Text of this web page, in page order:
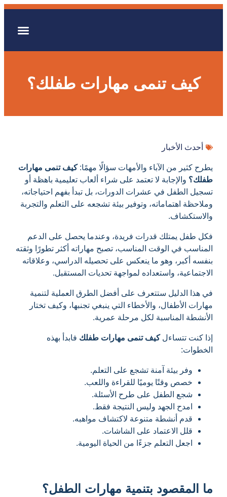
كيف تنمى مهارات طفلك؟
أحدث الأخبار
يطرح كثير من الآباء والأمهات سؤالًا مهمًا:كيف تنمى مهارات
طفلك؟ والإجابة لا تعتمد على شراء ألعاب تعليمية باهظة أو
تسجيل الطفل في عشرات الدورات، بل تبدأ بفهم احتياجاته،
وملاحظة اهتماماته، وتوفير بيئة تشجعه على التعلم والتجربة
والاستكشاف.
فكل طفل يمتلك قدرات فريدة، وعندما يحصل على الدعم
المناسب في الوقت المناسب، تصبح مهاراته أكثر تطورًا وثقته
بنفسه أكبر، وهو ما ينعكس على تحصيله الدراسي، وعلاقاته
الاجتماعية، واستعداده لمواجهة تحديات المستقبل.
في هذا الدليل ستتعرف على أفضل الطرق العملية لتنمية
مهارات الأطفال، والأخطاء التي ينبغي تجنبها، وكيف تختار
الأنشطة المناسبة لكل مرحلة عمرية.
إذا كنت تتساءلكيف تنمى مهارات طفلك فابدأ بهذه
الخطوات:
وفر بيئة آمنة تشجع على التعلم.
خصص وقتًا يوميًا للقراءة واللعب.
شجع الطفل على طرح الأسئلة.
امدح الجهد وليس النتيجة فقط.
قدم أنشطة متنوعة لاكتشاف مواهبه.
قلل الاعتماد على الشاشات.
اجعل التعلم جزءًا من الحياة اليومية.
ما المقصود بتنمية مهارات الطفل؟